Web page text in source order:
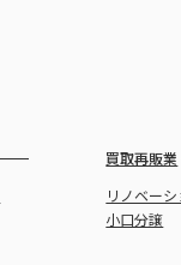
買取再販業
リノベー
小口分譲